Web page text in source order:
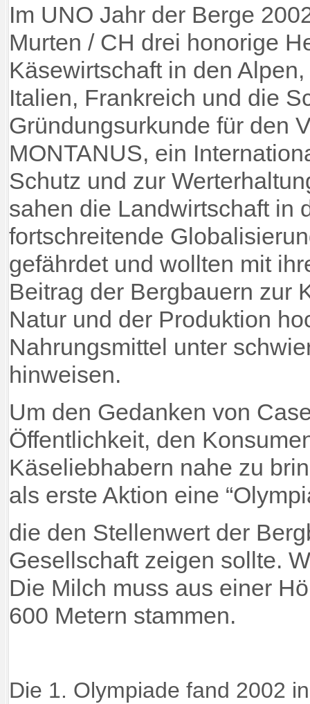
Im UNO Jahr der Berge
Murten / CH drei honorige
Käsewirtschaft in den
Italien, Frankreich und die
Gründungsurkunde für den
MONTANUS, ein
Schutz und zur
sahen die Landwirtschaft in
fortschreitende
gefährdet und wollten mit
Beitrag der Bergbauern zur
Natur und der Produktion
Nahrungsmittel unter
hinweisen.
Um den Gedanken von
Öffentlichkeit, den
Käseliebhabern nahe zu
als erste Aktion eine
die den Stellenwert der
Gesellschaft zeigen sollte.
Die Milch muss aus einer
600 Metern stammen.
Die 1. Olympiade fand 2002